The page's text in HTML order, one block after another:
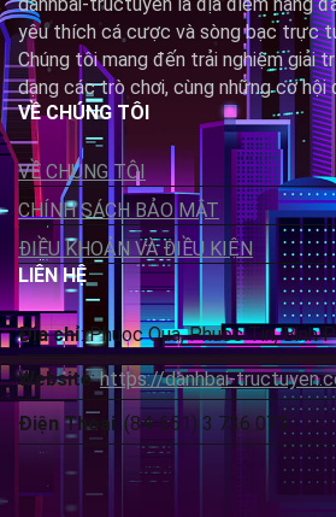
yêu thích cá cược và sòng bạc trực
Chúng tôi mang đến trải nghiệm giải
dạng các trò chơi, cùng những cơ hội
VỀ CHÚNG TÔI
VỀ CHÚNG TÔI
CHÍNH SÁCH BẢO MẬT
ĐIỀU KHOẢN VÀ ĐIỀU KIỆN
LIÊN HỆ
Địa chỉ: Phuoc Qua, Phuoc Tin, Binh
Website:https://danhbai-
Điện Thoại : (84-651) 3 736 073